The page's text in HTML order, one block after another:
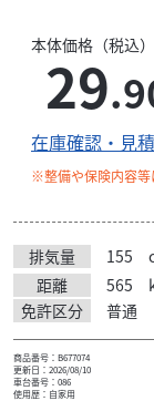
本体価格（税込）
29
在庫確認・見
※整備や保険内容等
排気量 155
距離
565
免許区分
普通
商品番号：B677074
更新日：2026/08/10
車台番号：086
使用歴：自家用